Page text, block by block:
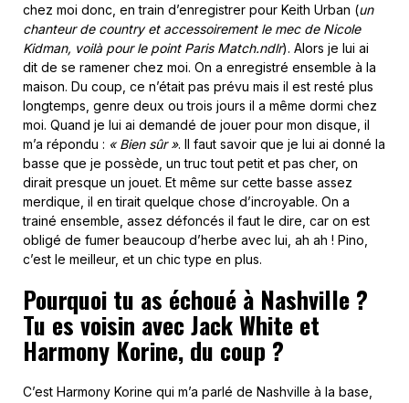
chez moi donc, en train d’enregistrer pour Keith Urban (un
chanteur de country et accessoirement le mec de Nicole
Kidman, voilà pour le point Paris Match.ndlr). Alors je lui ai
dit de se ramener chez moi. On a enregistré ensemble à la
maison. Du coup, ce n’était pas prévu mais il est resté plus
longtemps, genre deux ou trois jours il a même dormi chez
moi. Quand je lui ai demandé de jouer pour mon disque, il
m’a répondu : « Bien sûr ». Il faut savoir que je lui ai donné la
basse que je possède, un truc tout petit et pas cher, on
dirait presque un jouet. Et même sur cette basse assez
merdique, il en tirait quelque chose d’incroyable. On a
trainé ensemble, assez défoncés il faut le dire, car on est
obligé de fumer beaucoup d’herbe avec lui, ah ah ! Pino,
c’est le meilleur, et un chic type en plus.
Pourquoi tu as échoué à Nashville ?
Tu es voisin avec Jack White et
Harmony Korine, du coup ?
C’est Harmony Korine qui m’a parlé de Nashville à la base,